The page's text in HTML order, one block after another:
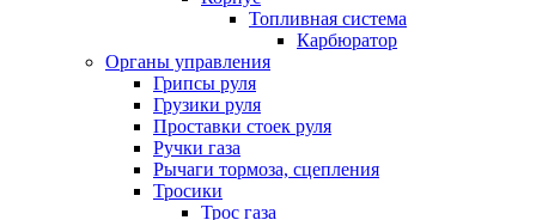
Топливная система
Карбюратор
Органы управления
Грипсы руля
Грузики руля
Проставки стоек руля
Ручки газа
Рычаги тормоза, сцепления
Тросики
Трос газа